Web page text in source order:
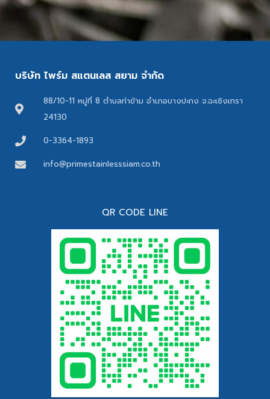
บริษัท ไพร์ม สแตนเลส สยาม จำกัด
88/10-11 หมู่ที่ 8 ตำบลท่าข้าม อำเภอบางปะกง จ.ฉะเชิงเทรา
24130
0-3364-1893
info@primestainlesssiam.co.th
QR CODE LINE